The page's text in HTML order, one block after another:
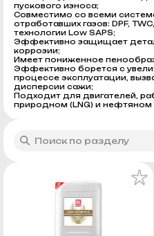
пускового износа;
Совместимо со всеми
отработавших газов: DPF,
технологии Low SAPS;
Эффективно защищает
коррозии;
Имеет пониженное
Эффективно борется с
процессе эксплуатации,
дисперcии сажи;
Подходит для двигателей,
природном (LNG) и нефтяном